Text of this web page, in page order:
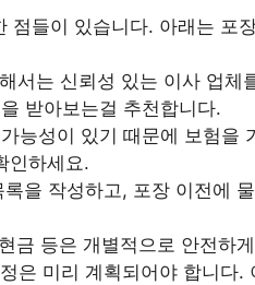
점들이 있습니다. 아래는
서는 신뢰성 있는 이사 업
받아보는걸 추천합니다.
능성이 있기 때문에 보험
인하세요.
을 작성하고, 포장 이전에
금 등은 개별적으로 안전하
은 미리 계획되어야 합니다